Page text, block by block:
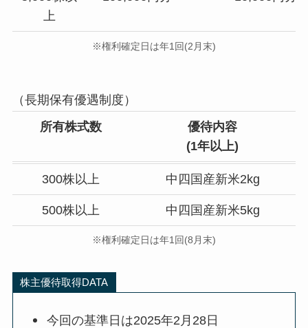
上
※権利確定日は年1回(2月末)
（長期保有優遇制度）
所有株式数
優待内容
(1年以上)
300株以上 中四国産新米2kg
500株以上 中四国産新米5kg
※権利確定日は年1回(8月末)
株主優待取得DATA
今回の基準日は2025年2月28日